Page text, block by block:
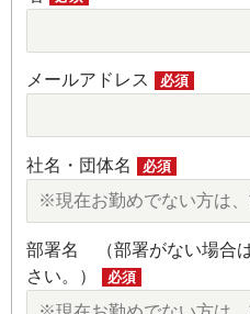
メールアドレス 必須
社名・団体名 必須
部署名 （部署がない場合
さい。）
必須